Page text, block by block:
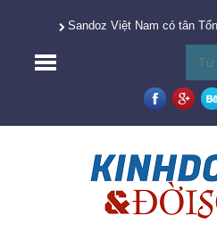
Sandoz Việt Nam có tân